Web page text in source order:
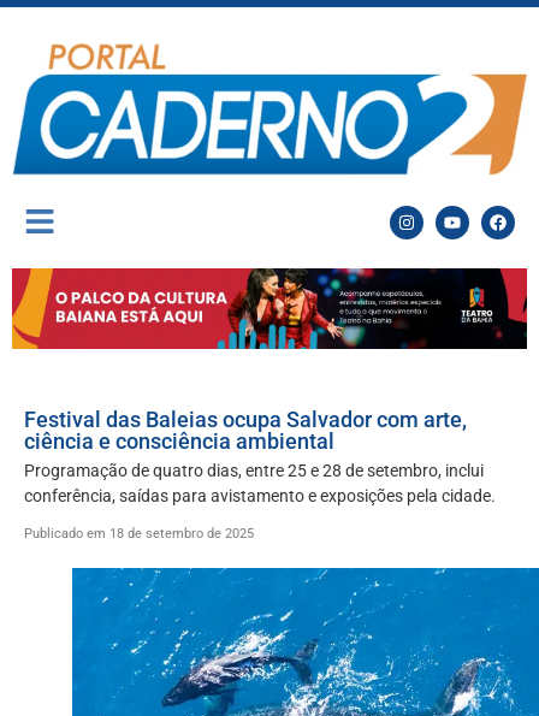
Festival das Baleias ocupa Salvador com arte,
ciência e consciência ambiental
Programação de quatro dias, entre 25 e 28 de setembro, inclui
conferência, saídas para avistamento e exposições pela cidade.
Publicado em 18 de setembro de 2025